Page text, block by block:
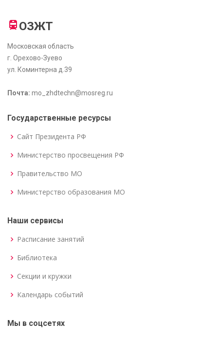
ОЗЖТ
Московская область
г. Орехово-Зуево
ул. Коминтерна д.39
Почта: mo_zhdtechn@mosreg.ru
Государственные ресурсы
Сайт Президента РФ
Министерство просвещения РФ
Правительство МО
Министерство образования МО
Наши сервисы
Расписание занятий
Библиотека
Секции и кружки
Календарь событий
Мы в соцсетях